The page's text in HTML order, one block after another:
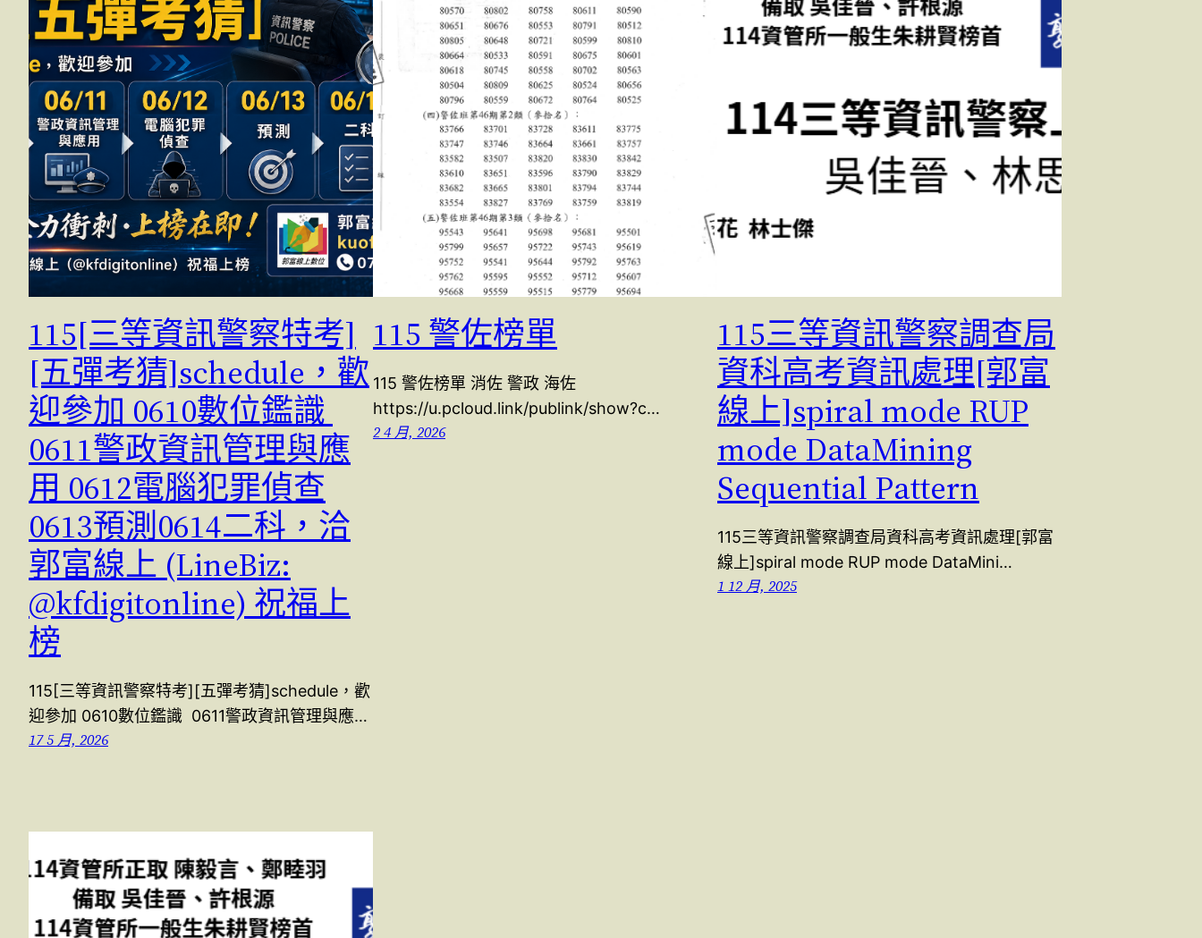
115[三等資訊警察特考]
[五彈考猜]schedule，歡
迎參加 0610數位鑑識
0611警政資訊管理與應
用 0612電腦犯罪偵查
0613預測0614二科，洽
郭富線上 (LineBiz:
@kfdigitonline) 祝福上
榜
115[三等資訊警察特考][五彈考猜]schedule，歡
迎參加 0610數位鑑識 0611警政資訊管理與應…
17 5 月, 2026
115 警佐榜單
115 警佐榜單 消佐 警政 海佐
https://u.pcloud.link/publink/show?c…
2 4 月, 2026
115三等資訊警察調查局
資科高考資訊處理[郭富
線上]spiral mode RUP
mode DataMining
Sequential Pattern
115三等資訊警察調查局資科高考資訊處理[郭富
線上]spiral mode RUP mode DataMini…
1 12 月, 2025